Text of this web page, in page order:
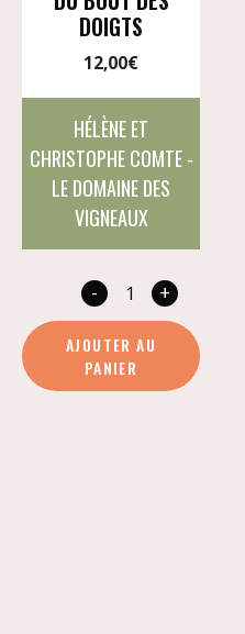
DOIGTS
12,00€
HÉLÈNE ET
CHRISTOPHE COMTE -
LE DOMAINE DES
VIGNEAUX
-
quantité
de
Du
bout
+
AJOUTER AU
PANIER